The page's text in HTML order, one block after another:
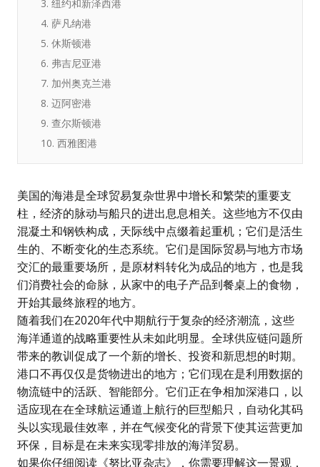
3. 纽约和新泽西港
4. 萨凡纳港
5. 休斯顿港
6. 弗吉尼亚港
7. 加州奥克兰港
8. 迈阿密港
9. 查尔斯顿港
10. 西雅图港
美国的海港是全球贸易复杂世界中增长和繁荣的重要支
柱，经济的脉动与船只的进出息息相关。这些地方不仅由
混凝土和钢铁构成，天际线中点缀着起重机；它们是活生
生的、不断变化的生态系统。它们是国际贸易与地方市场
交汇的最重要场所，是原材料转化为成品的地方，也是我
们消费社会的命脉，从家中的电子产品到餐桌上的食物，
开始其最终旅程的地方。
随着我们在2020年代中期航行于复杂的经济潮流，这些
海洋通道的战略重要性从未如此明显。全球供应链问题所
带来的教训促成了一个新的增长、投资和新思想的时期。
港口不再仅仅是货物进出的地方；它们现在是利用数据的
物流链中的活跃、智能部分。它们正在争相加深港口，以
适应现在在全球航运通道上航行的巨型船只，自动化其码
头以实现最佳效率，并在气候变化的背景下使其运营更加
环保，目标是在未来实现零排放的海洋贸易。
如果你仔细阅读《努比亚杂志》，你需要理解这一景观，